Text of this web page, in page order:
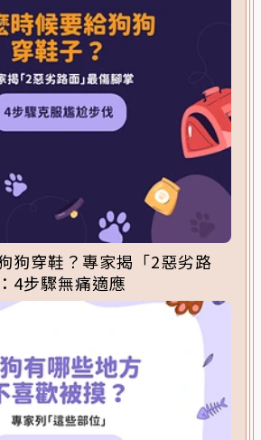
狗穿鞋？專家揭「2惡劣路
4步驟無痛適應